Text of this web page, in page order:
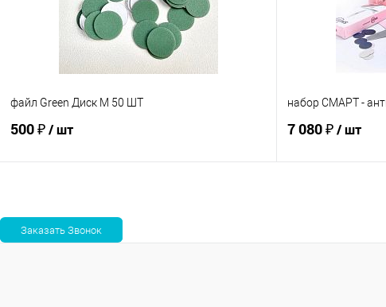
Абразивность
100
файл Green Диск М 50 ШТ
500 ₽/ шт
Сравнение
набор СМАРТ -
7 080 ₽/ шт